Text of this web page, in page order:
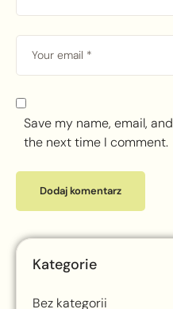
Save my name, email,
the next time I comment.
Kategorie
Bez kategorii